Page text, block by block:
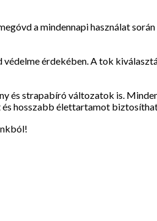
a mindennapi használat
érdekében. A tok
és strapabíró változatok is.
hosszabb élettartamot